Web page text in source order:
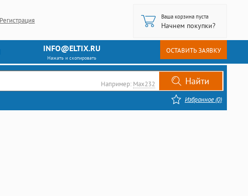
Регистрация
Ваша корзина пуста
Начнем покупки?
INFO@ELTIX.RU
Нажать и скопировать
ОСТАВИТЬ ЗАЯВКУ
Например: Max232
Избранное (0)